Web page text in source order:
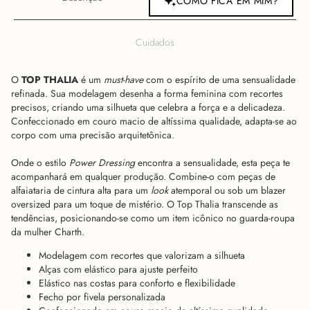
Cuidados
O TOP THALIA é um must-havecom o espírito de uma sensualidade
refinada. Sua modelagem desenha a forma feminina com recortes
precisos, criando uma silhueta que celebra a força e a delicadeza.
Confeccionado em couro macio de altíssima qualidade, adapta-se ao
corpo com uma precisão arquitetônica.
Onde o estilo Power Dressingencontra a sensualidade, esta peça te
acompanhará em qualquer produção. Combine-o com peças de
alfaiataria de cintura alta para um lookatemporal ou sob um blazer
oversized para um toque de mistério. O Top Thalia transcende as
tendências, posicionando-se como um item icônico no guarda-roupa
da mulher Charth.
Modelagem com recortes que valorizam a silhueta
Alças com elástico para ajuste perfeito
Elástico nas costas para conforto e flexibilidade
Fecho por fivela personalizada